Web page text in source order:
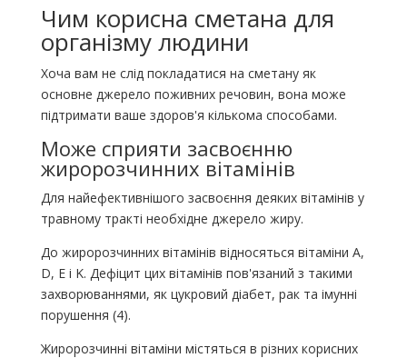
Чим корисна сметана для
організму людини
Хоча вам не слід покладатися на сметану як
основне джерело поживних речовин, вона може
підтримати ваше здоров'я кількома способами.
Може сприяти засвоєнню
жиророзчинних вітамінів
Для найефективнішого засвоєння деяких вітамінів у
травному тракті необхідне джерело жиру.
До жиророзчинних вітамінів відносяться вітаміни A,
D, E і K. Дефіцит цих вітамінів пов'язаний з такими
захворюваннями, як цукровий діабет, рак та імунні
порушення (4).
Жиророзчинні вітаміни містяться в різних корисних